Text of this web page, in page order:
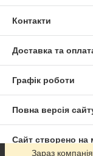
Контакти
Доставка та
Графік роботи
Повна версія
Сайт створено на
Зараз